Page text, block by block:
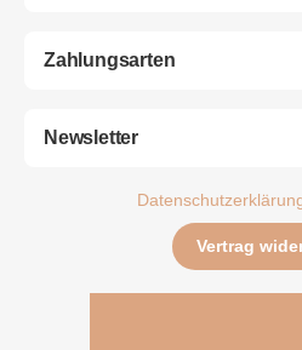
Zahlungsarten
Newsletter
Vertrag